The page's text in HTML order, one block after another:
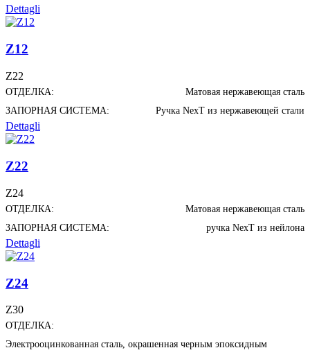
Dettagli
Z12
Z22
ОТДЕЛКА:
Матовая нержавеющая сталь
ЗАПОРНАЯ СИСТЕМА:
Ручка NexT из нержавеющей стали
Dettagli
Z22
Z24
ОТДЕЛКА:
Матовая нержавеющая сталь
ЗАПОРНАЯ СИСТЕМА:
ручка NexT из нейлона
Dettagli
Z24
Z30
ОТДЕЛКА:
Электрооцинкованная сталь, окрашенная черным эпоксидным